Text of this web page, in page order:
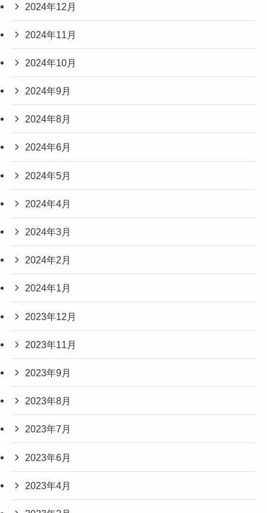
2024年12月
2024年11月
2024年10月
2024年9月
2024年8月
2024年6月
2024年5月
2024年4月
2024年3月
2024年2月
2024年1月
2023年12月
2023年11月
2023年9月
2023年8月
2023年7月
2023年6月
2023年4月